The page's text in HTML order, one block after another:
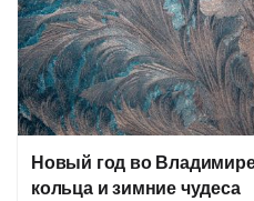
Новый год во
кольца и зимние чудеса